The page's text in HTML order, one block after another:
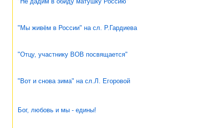
"Мы живём в России" на сл. Р.Гардиева
"Отцу, участнику ВОВ посвящается"
"Вот и снова зима" на сл.Л. Егоровой
Бог, любовь и мы - едины!